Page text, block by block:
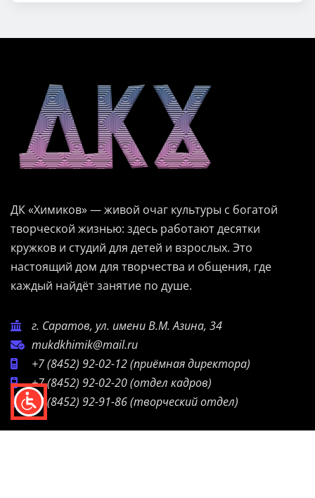
ДК «Химиков» — живой очаг культуры с богатой
творческой жизнью: здесь работают десятки
кружков и студий для детей и взрослых. Это
настоящий дом для творчества и общения, где
каждый найдёт занятие по душе.
г. Саратов, ул. имени В.М. Азина, 34
mukdkhimik@mail.ru
+7 (8452) 92-02-12(приёмная директора)
+7 (8452) 92-02-20(отдел кадров)
+7 (8452) 92-91-86(творческий отдел)